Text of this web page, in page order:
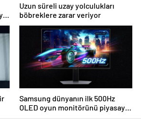
Uzun süreli uzay yolculukları
böbreklere zarar veriyor
Samsung dünyanın ilk 500Hz
OLED oyun monitörünü piyasaya
sürdü